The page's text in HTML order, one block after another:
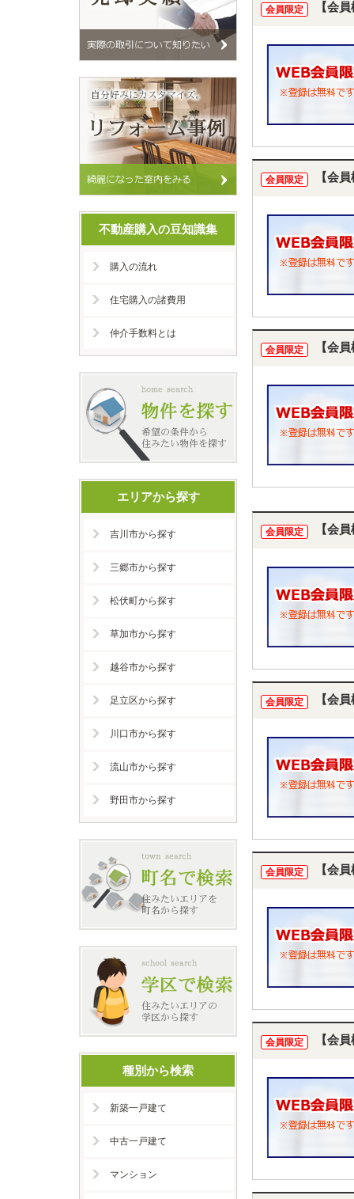
会員限定 【会
会員限定 【会
会員限定 【会
会員限定 【会
会員限定 【会
会員限定 【会
会員限定 【会
不動産購入の豆知識集
購入の流れ
住宅購入の諸費用
仲介手数料とは
エリアから探す
吉川市から探す
三郷市から探す
松伏町から探す
草加市から探す
越谷市から探す
足立区から探す
川口市から探す
流山市から探す
野田市から探す
種別から検索
新築一戸建て
中古一戸建て
マンション